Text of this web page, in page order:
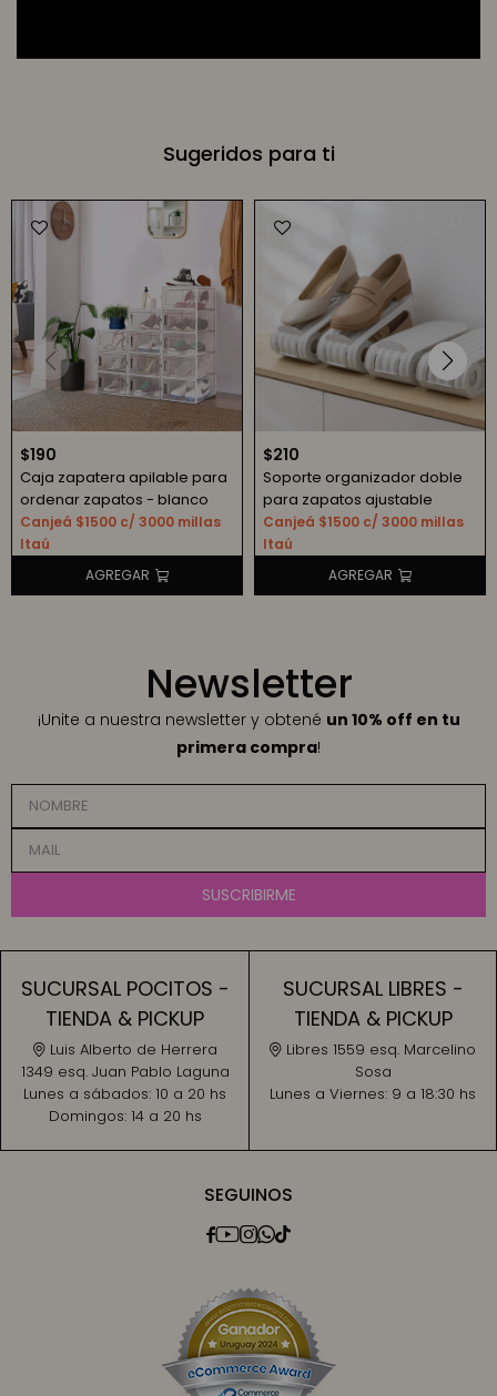
Sugeridos para ti
$190
Caja zapatera apilable para
ordenar zapatos - blanco
Canjeá $1500 c/ 3000 millas
Itaú
$210
Soporte organizador doble
para zapatos ajustable
Canjeá $1500 c/ 3000 millas
Itaú
SEGUINOS

Newsletter
¡Unite a nuestra newsletter y obtené un 10% off en tu
primera compra!
SUSCRIBIRME
SUCURSAL POCITOS -
TIENDA & PICKUP
Luis Alberto de Herrera
1349 esq. Juan Pablo Laguna
Lunes a sábados: 10 a 20 hs
Domingos: 14 a 20 hs
SUCURSAL LIBRES -
TIENDA & PICKUP
Libres 1559 esq. Marcelino
Sosa
Lunes a Viernes: 9 a 18:30 hs